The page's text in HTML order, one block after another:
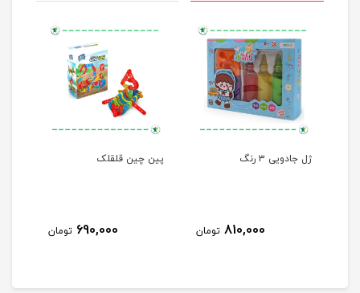
ژل جادویی ۳ رنگ
810,000 تومان
پین چین قلقلک
690,000 تومان